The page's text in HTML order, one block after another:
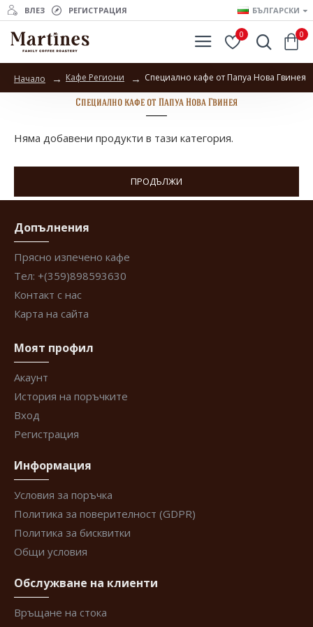
ВЛЕЗ РЕГИСТРАЦИЯ БЪЛГАРСКИ
0 0
Начало Кафе Региони Специално кафе от Папуа Нова Гвинея
Специално кафе от Папуа Нова Гвинея
Няма добавени продукти в тази категория.
ПРОДЪЛЖИ
Допълнения
Прясно изпечено кафе
Тел: +(359)898593630
Контакт с нас
Карта на сайта
Моят профил
Акаунт
История на поръчките
Вход
Регистрация
Информация
Условия за поръчка
Политика за поверителност (GDPR)
Политика за бисквитки
Общи условия
Обслужване на клиенти
Връщане на стока